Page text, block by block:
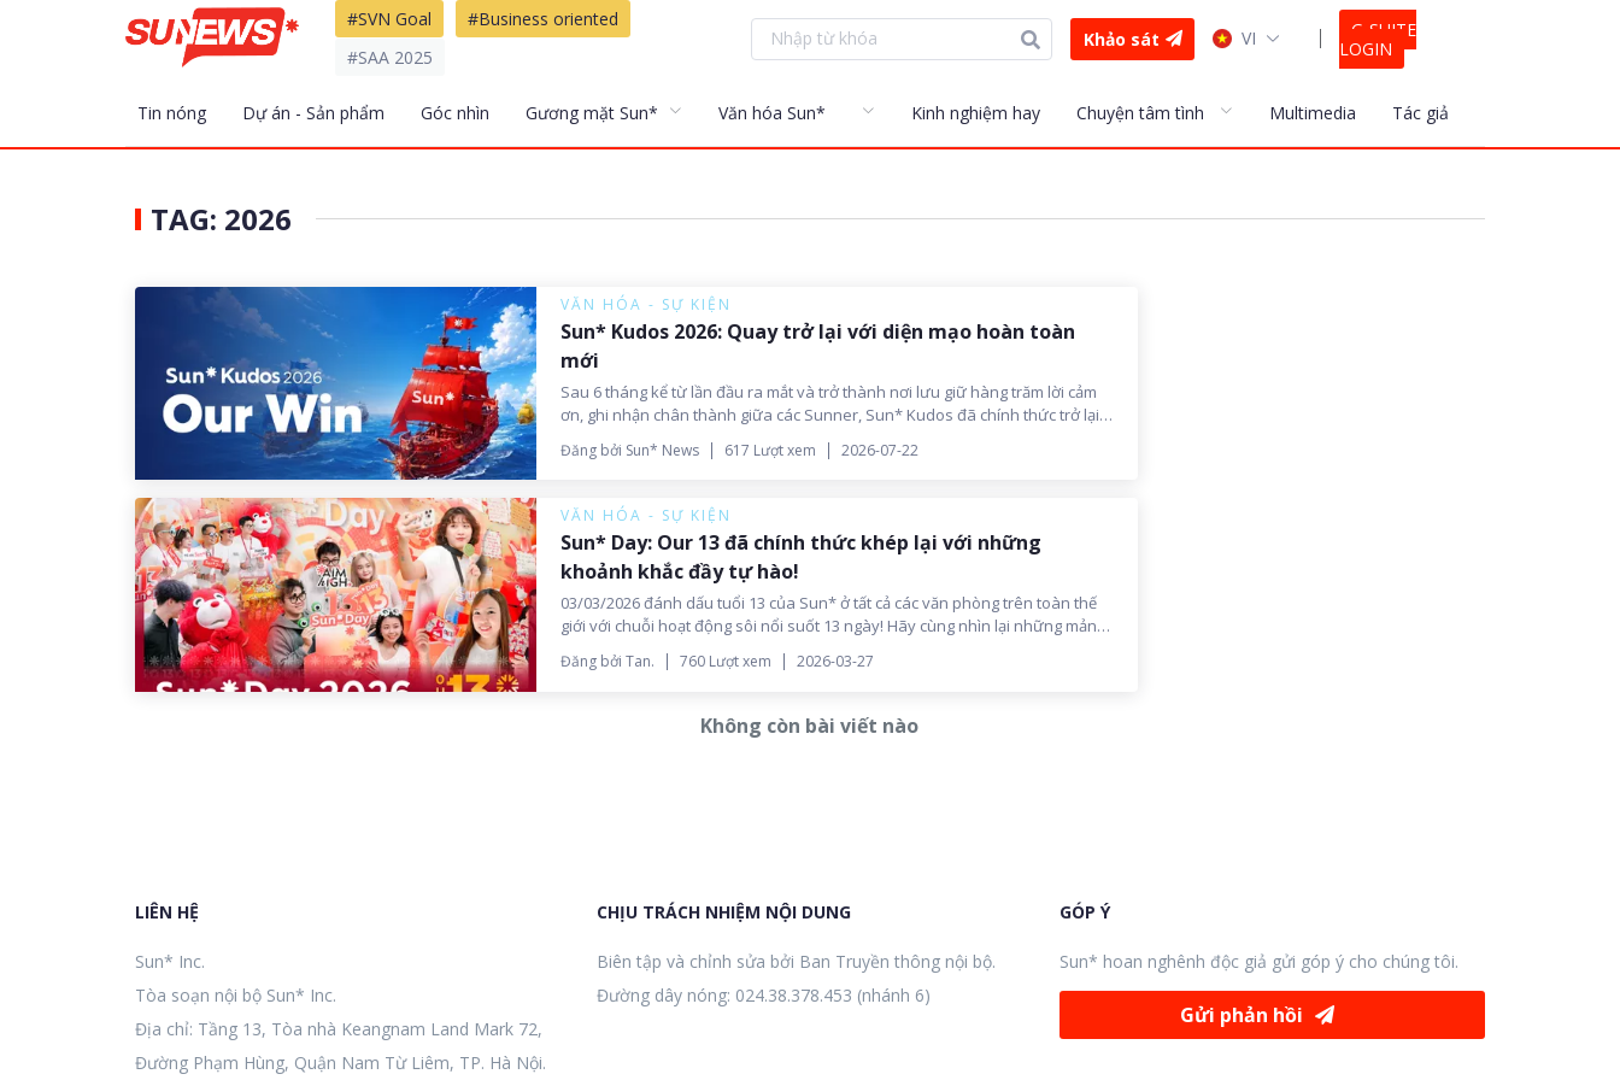
#SVN Goal
#Business oriented
#SAA 2025
Khảo sát VI
G-SUITE
LOGIN
Tin nóng Dự án - Sản phẩm Góc nhìn Gương mặt Sun* Văn hóa Sun* Kinh nghiệm hay Chuyện tâm tình Multimedia Tác giả
TAG: 2026
VĂN HÓA - SỰ KIỆN
Sun* Kudos 2026: Quay trở lại với diện mạo hoàn toàn
mới
Sau 6 tháng kể từ lần đầu ra mắt và trở thành nơi lưu giữ hàng trăm lời cảm
ơn, ghi nhận chân thành giữa các Sunner, Sun* Kudos đã chính thức trở lại
với một diện mạo hoàn toàn mới.
Đăng bởi Sun* News 617 Lượt xem 2026-07-22
VĂN HÓA - SỰ KIỆN
Sun* Day: Our 13 đã chính thức khép lại với những
khoảnh khắc đầy tự hào!
03/03/2026 đánh dấu tuổi 13 của Sun* ở tất cả các văn phòng trên toàn thế
giới với chuỗi hoạt động sôi nổi suốt 13 ngày! Hãy cùng nhìn lại những mảnh
ghép đầy cảm hứng trong dịp sinh nhật đặc biệt năm nay nhé!
Đăng bởi Tan. 760 Lượt xem 2026-03-27
Không còn bài viết nào
LIÊN HỆ
Sun* Inc.
Tòa soạn nội bộ Sun* Inc.
Địa chỉ: Tầng 13, Tòa nhà Keangnam Land Mark 72,
Đường Phạm Hùng, Quận Nam Từ Liêm, TP. Hà Nội.
CHỊU TRÁCH NHIỆM NỘI DUNG
Biên tập và chỉnh sửa bởi Ban Truyền thông nội bộ.
Đường dây nóng: 024.38.378.453 (nhánh 6)
GÓP Ý
Sun* hoan nghênh độc giả gửi góp ý cho chúng tôi.
Gửi phản hồi